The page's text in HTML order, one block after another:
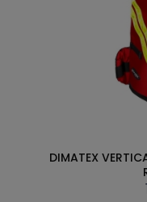
DIMATEX